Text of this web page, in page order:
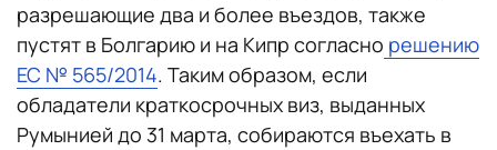
разрешающие два и более въездов, также
пустят в Болгарию и на Кипр согласно решению
ЕС № 565/2014. Таким образом, если
обладатели краткосрочных виз, выданных
Румынией до 31 марта, собираются въехать в